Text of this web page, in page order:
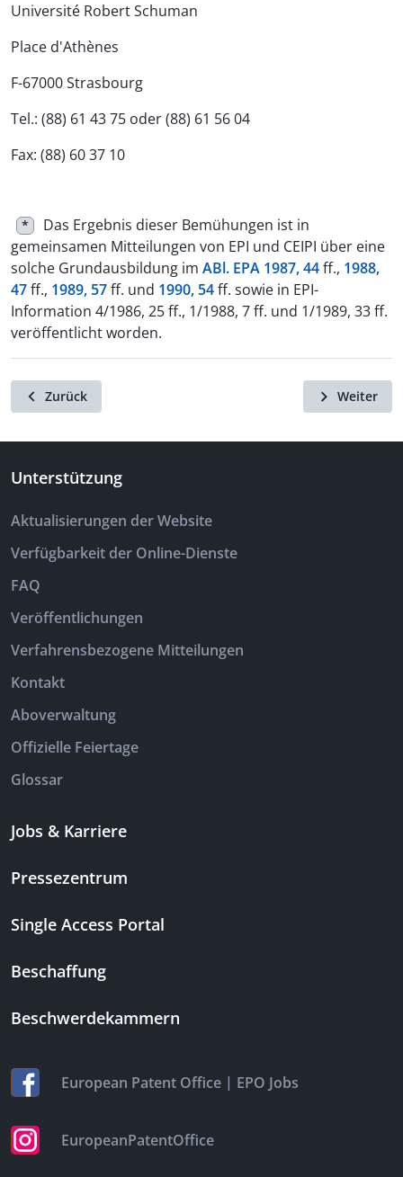
Université Robert Schuman
Place d'Athènes
F-67000 Strasbourg
Tel.: (88) 61 43 75 oder (88) 61 56 04
Fax: (88) 60 37 10
*
Das Ergebnis dieser Bemühungen ist in
gemeinsamen Mitteilungen von EPI und CEIPI über eine
solche Grundausbildung im ABl. EPA 1987, 44ff., 1988,
47ff., 1989, 57ff. und 1990, 54ff. sowie in EPI-
Information 4/1986, 25 ff., 1/1988, 7 ff. und 1/1989, 33 ff.
veröffentlicht worden.
Zurück Weiter
Unterstützung
Aktualisierungen der Website
Verfügbarkeit der Online-Dienste
FAQ
Veröffentlichungen
Verfahrensbezogene Mitteilungen
Kontakt
Aboverwaltung
Offizielle Feiertage
Glossar
Jobs & Karriere
Pressezentrum
Single Access Portal
Beschaffung
Beschwerdekammern
European Patent Office | EPO Jobs
EuropeanPatentOffice